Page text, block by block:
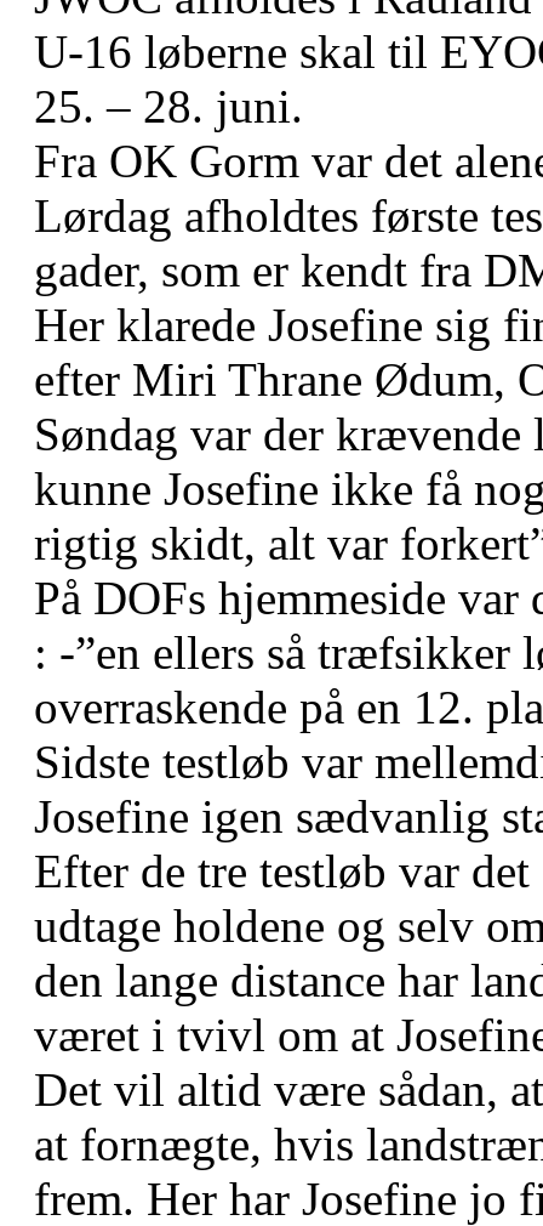
U-16 løberne skal til
25. – 28. juni.
Fra OK Gorm var det
Lørdag afholdtes første
gader, som er kendt fra
Her klarede Josefine sig
efter Miri Thrane Ødum,
Søndag var der krævende
kunne Josefine ikke få
rigtig skidt, alt var
På DOFs hjemmeside var
: -”en ellers så træfsikker
overraskende på en 12.
Sidste testløb var
Josefine igen sædvanlig
Efter de tre testløb var
udtage holdene og selv
den lange distance har
været i tvivl om at
Det vil altid være sådan,
at fornægte, hvis
frem. Her har Josefine jo